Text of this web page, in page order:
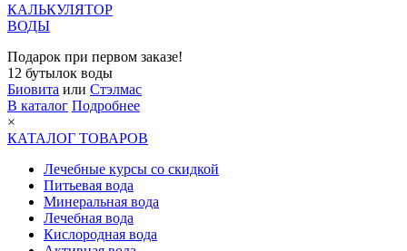
КАЛЬКУЛЯТОР
ВОДЫ
Подарок при первом заказе!
12 бутылок воды
Биовита или Стэлмас
В каталог Подробнее
×
КАТАЛОГ ТОВАРОВ
Лечебные курсы со скидкой
Питьевая вода
Минеральная вода
Лечебная вода
Кислородная вода